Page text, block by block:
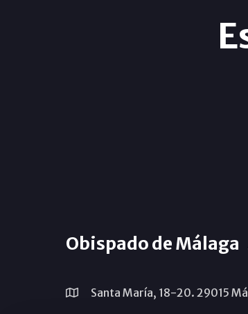
Obispado de Málaga
Santa María, 18-20. 29015